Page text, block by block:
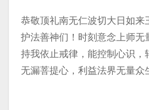
恭敬顶礼南无仁波切大日如来
护法善神们！时刻意念上师无
持我依止戒律，能控制心识，
无漏菩提心，利益法界无量众